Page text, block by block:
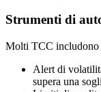
Strumenti di
Molti TCC includono
Alert di
supera una